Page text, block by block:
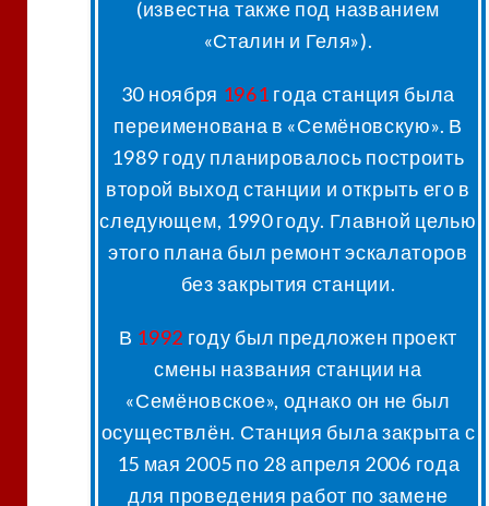
(известна также под названием
«Сталин и Геля»).
30 ноября 1961 года станция была
переименована в «Семёновскую». В
1989 году планировалось построить
второй выход станции и открыть его в
следующем, 1990 году. Главной целью
этого плана был ремонт эскалаторов
без закрытия станции.
В 1992 году был предложен проект
смены названия станции на
«Семёновское», однако он не был
осуществлён. Станция была закрыта с
15 мая 2005 по 28 апреля 2006 года
для проведения работ по замене